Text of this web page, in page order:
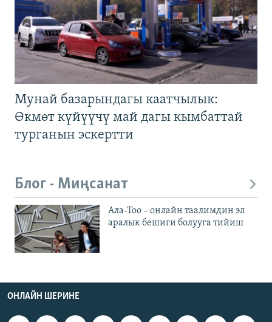
Мунай базарындагы каатчылык:
Өкмөт күйүүчү май дагы кымбаттай
турганын эскертти
Блог - Миңсанат
Ала-Тоо – онлайн таалимдин эл
аралык бешиги болууга тийиш
ОНЛАЙН ШЕРИНЕ